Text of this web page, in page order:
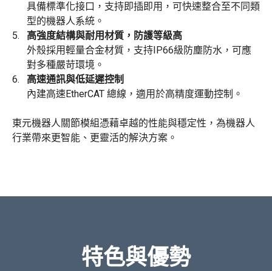
具備標準化接口，支持即插即用，可快速整合至不同類
型的機器人系統。
高強度結構與耐用材質，防護等級高
外殼採用輕量合金材質，支持IP66級防塵防水，可應
對多種嚴苛環境。
高速通訊與低延遲控制
內建高速EtherCAT 總線，適用於高精度運動控制。
東元機器人關節模組憑藉卓越的性能與穩定性，為機器人
行業帶來更智能、更靈活的解決方案。
特色與優勢